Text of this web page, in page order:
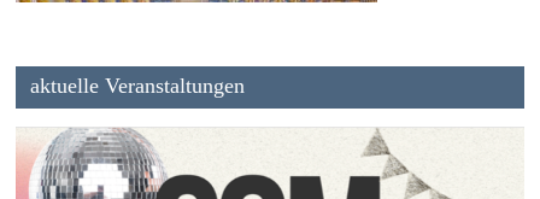
aktuelle Veranstaltungen